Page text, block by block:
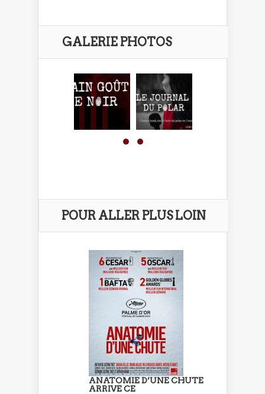
GALERIE PHOTOS
POUR ALLER PLUS LOIN
ANATOMIE D’UNE CHUTE
ARRIVE CE